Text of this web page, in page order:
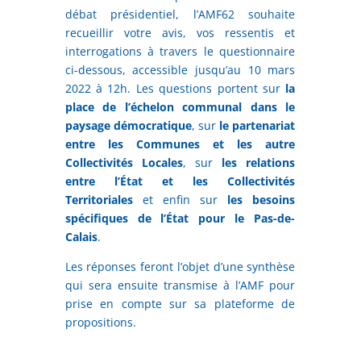
débat présidentiel, l’AMF62 souhaite
recueillir votre avis, vos ressentis et
interrogations à travers le questionnaire
ci-dessous, accessible jusqu’au 10 mars
2022 à 12h. Les questions portent sur la
place de l’échelon communal dans le
paysage démocratique, sur le partenariat
entre les Communes et les autre
Collectivités Locales, sur les relations
entre l’État et les Collectivités
Territorialeset enfin sur les besoins
spécifiques de l’État pour le Pas-de-
Calais.
Les réponses feront l’objet d’une synthèse
qui sera ensuite transmise à l’AMF pour
prise en compte sur sa plateforme de
propositions.